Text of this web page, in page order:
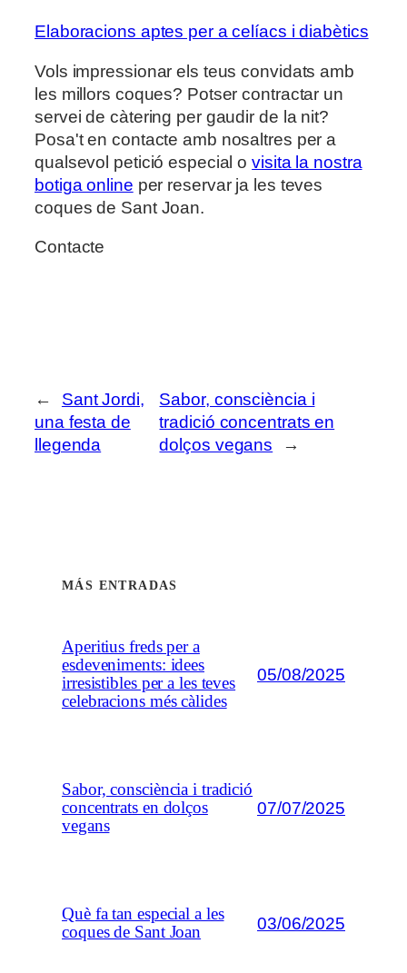
Elaboracions aptes per a celíacs i diabètics
Vols impressionar els teus convidats amb
les millors coques? Potser contractar un
servei de càtering per gaudir de la nit?
Posa't en contacte amb nosaltres per a
qualsevol petició especial ovisita la nostra
botiga online per reservar ja les teves
coques de Sant Joan.
Contacte
←
Sant Jordi,
una festa de
llegenda
Sabor, consciència i
tradició concentrats en
dolços vegans
→
MÁS ENTRADAS
Aperitius freds per a
esdeveniments: idees
irresistibles per a les teves
celebracions més càlides
05/08/2025
Sabor, consciència i tradició
concentrats en dolços
vegans
07/07/2025
Què fa tan especial a les
coques de Sant Joan
03/06/2025